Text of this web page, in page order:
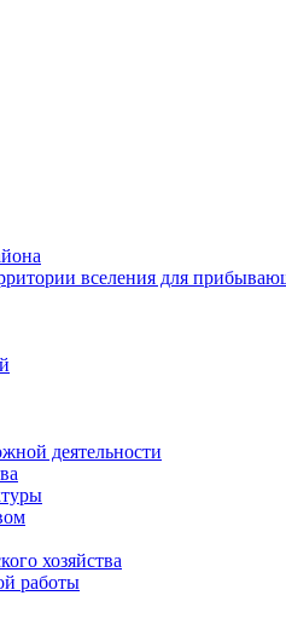
вселения для
деятельности
хозяйства
работы